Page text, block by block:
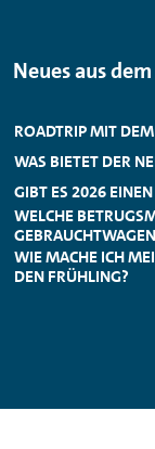
Neues aus
ROADTRIP MIT
WAS BIETET DER
GIBT ES 2026
WELCHE
WIE MACHE ICH
DEN FRÜHLING?